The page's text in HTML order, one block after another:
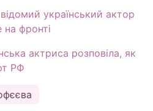
український актор
фронті
актриса розповіла, як
РФ